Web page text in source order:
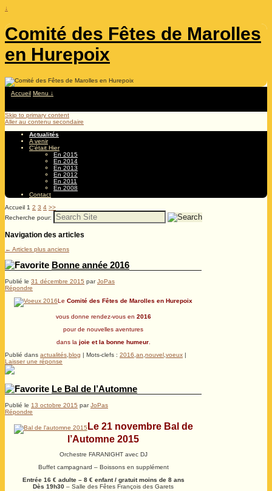
↓
Comité des Fêtes de Marolles
en Hurepoix
Accueil Menu ↓
Skip to primary content
Aller au contenu secondaire
Actualités
A venir
C’était Hier
En 2015
En 2014
En 2013
En 2012
En 2011
En 2008
Contact
Accueil 1 2 3 4 >>
Recherche pour:
Navigation des articles
← Articles plus anciens
Bonne année 2016
Publié le 31 décembre 2015 parJoPas
Répondre
Le Comité des Fêtes de Marolles en Hurepoix
vous donne rendez-vous en 2016
pour de nouvelles aventures
dans la joie et la bonne humeur.
Publié dans actualités,blog Mots-clefs : 2016,an,nouvel ,voeux
Laisser une réponse
Le Bal de l’Automne
Publié le 13 octobre 2015 parJoPas
Répondre
Le 21 novembre Bal de
l’Automne 2015
Orchestre FARANIGHT avec DJ
Buffet campagnard – Boissons en supplément
Entrée 16 € adulte – 8 € enfant / gratuit moins de 8 ans
Dès 19h30 – Salle des Fêtes François des Garets